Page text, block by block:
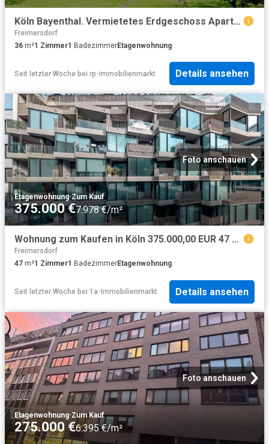
Köln Bayenthal. Vermietetes Erdgeschoss Apartment mit Blick ins Grüne
Freimersdorf
36 m²1 Zimmer1 BadezimmerEtagenwohnung
Seit letzter Woche bei rp-immobilienmarkt Details ansehen
Foto anschauen
Etagenwohnung·Zum Kauf
375.000 €7.978 €/m²
Wohnung zum Kaufen in Köln 375.000,00 EUR 47 m²
Freimersdorf
47 m²1 Zimmer1 BadezimmerEtagenwohnung
Seit letzter Woche bei 1a-Immobilienmarkt Details ansehen
Foto anschauen
Etagenwohnung·Zum Kauf
275.000 €6.395 €/m²